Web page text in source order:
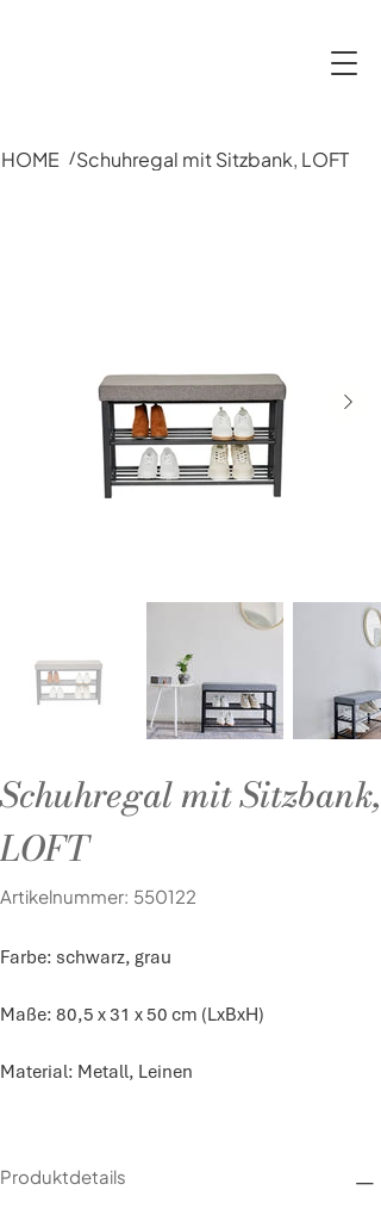
HOME /Schuhregal mit Sitzbank, LOFT
Schuhregal mit Sitzbank,
LOFT
Artikelnummer:
Artikelnummer:
550122
550122
Farbe: schwarz, grau
Maße: 80,5 x 31 x 50 cm (LxBxH)
Material: Metall, Leinen
Produktdetails